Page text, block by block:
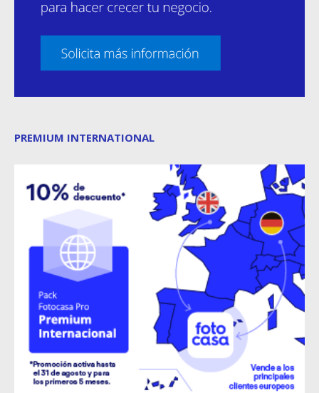
PREMIUM INTERNATIONAL